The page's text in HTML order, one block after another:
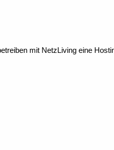
mit NetzLiving eine